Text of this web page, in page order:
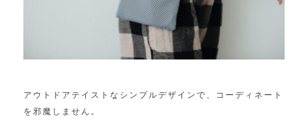
アウトドアテイストなシンプルデザインで、コーディネート
を邪魔しません。